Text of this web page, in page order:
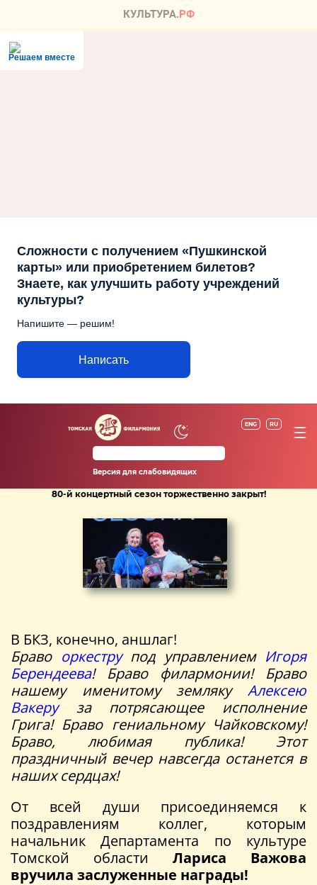
Решаем вместе
Сложности с получением «Пушкинской
карты» или приобретением билетов?
Знаете, как улучшить работу учреждений
культуры?
Напишите — решим!
Написать
ENG RU
Версия для слабовидящих
80-й концертный сезон торжественно закрыт!
В БКЗ, конечно, аншлаг!
Браво оркеструпод управлением Игоря
Берендеева! Браво филармонии! Браво
нашему именитому земляку Алексею
Вакеруза потрясающее исполнение
Грига! Браво гениальному Чайковскому!
Браво, любимая публика! Этот
праздничный вечер навсегда останется в
наших сердцах!
От всей души присоединяемся к
поздравлениям коллег, которым
начальник Департамента по культуре
Томской области Лариса Важова
вручила заслуженные награды!